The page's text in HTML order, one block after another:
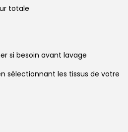
totale
si besoin avant lavage
sélectionnant les tissus de votre